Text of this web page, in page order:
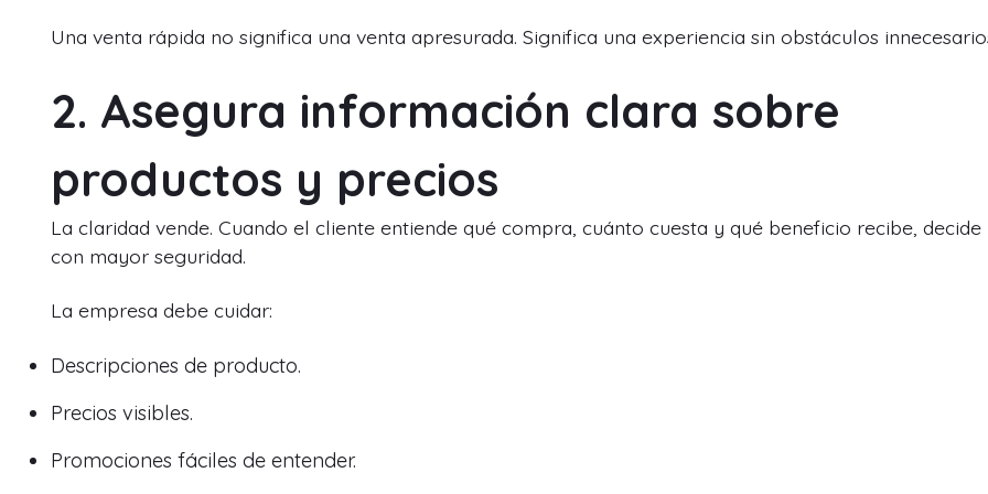
Una venta rápida no significa una venta apresurada. Significa una experiencia sin obstáculos
2. Asegura información clara sobre
productos y precios
La claridad vende. Cuando el cliente entiende qué compra, cuánto cuesta y qué beneficio recibe, decide
con mayor seguridad.
La empresa debe cuidar:
Descripciones de producto.
Precios visibles.
Promociones fáciles de entender.